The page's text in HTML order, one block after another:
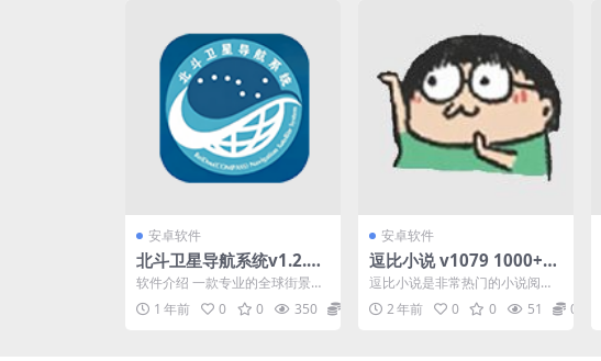
安卓软件
北斗卫星导航系统v1.2.0
高级版免费下载
软件介绍 一款专业的全球街景地
图软件。 有世 界各地的景点可供
选择还有VR观看功...
1 年前 0 0 350
安卓软件
逗比小说 v1079 1000+书
源，去广告纯净版
逗比小说是非常热门的小说阅读
平台功能性非常强适用于多种场
合，用户可以在线快速查阅...
2 年前 0 0 51 0